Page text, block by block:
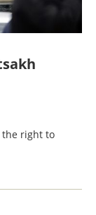
the right to